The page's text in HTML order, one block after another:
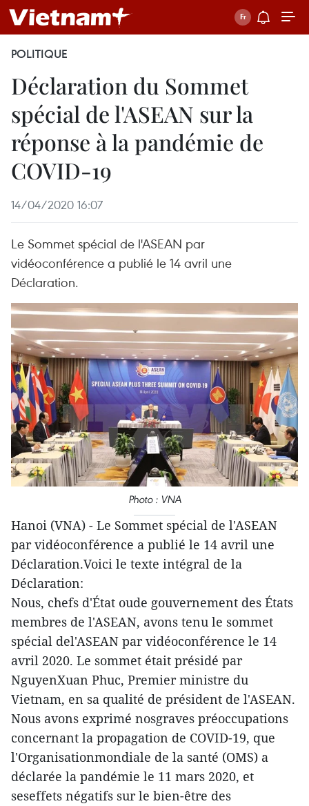
POLITIQUE
Déclaration du Sommet
spécial de l'ASEAN sur la
réponse à la pandémie de
COVID-19
14/04/2020 16:07
Le Sommet spécial de l'ASEAN par
vidéoconférence a publié le 14 avril une
Déclaration.
Photo : VNA
Hanoi (VNA) - Le Sommet spécial de l'ASEAN
par vidéoconférence a publié le 14 avril une
Déclaration.Voici le texte intégral de la
Déclaration:
Nous, chefs d'État oude gouvernement des États
membres de l'ASEAN, avons tenu le sommet
spécial del'ASEAN par vidéoconférence le 14
avril 2020. Le sommet était présidé par
NguyenXuan Phuc, Premier ministre du
Vietnam, en sa qualité de président de l'ASEAN.
Nous avons exprimé nosgraves préoccupations
concernant la propagation de COVID-19, que
l'Organisationmondiale de la santé (OMS) a
déclarée la pandémie le 11 mars 2020, et
seseffets négatifs sur le bien-être des